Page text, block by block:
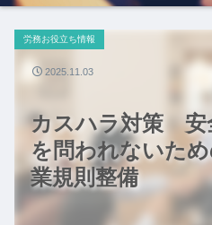
カスハラ対策 安
を問われないた
業規則整備
労務お役立ち情報
2025.11.03